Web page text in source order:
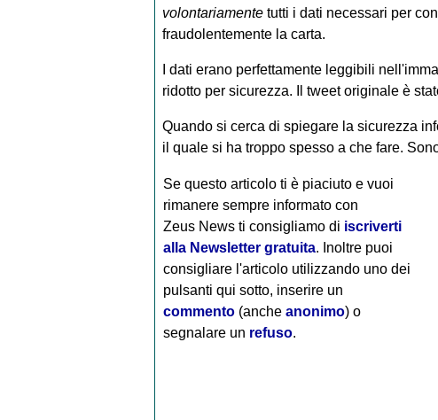
volontariamente tutti i dati necessari per
fraudolentemente la carta.
I dati erano perfettamente leggibili
ridotto per sicurezza. Il tweet originale è
Quando si cerca di spiegare la sicurezza
il quale si ha troppo spesso a che fare.
Se questo articolo ti è piaciuto e vuoi
rimanere sempre informato con
Zeus News ti consigliamo di iscriverti
alla Newsletter gratuita. Inoltre puoi
consigliare l'articolo utilizzando uno dei
pulsanti qui sotto, inserire un
commento(anche anonimo) o
segnalare un refuso.